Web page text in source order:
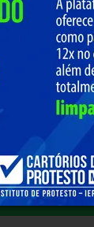
que as
é feito no
todos
da
o homem
WhatsApp